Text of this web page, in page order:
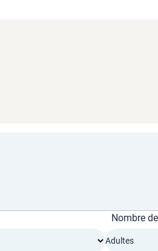
Nombre
Adultes